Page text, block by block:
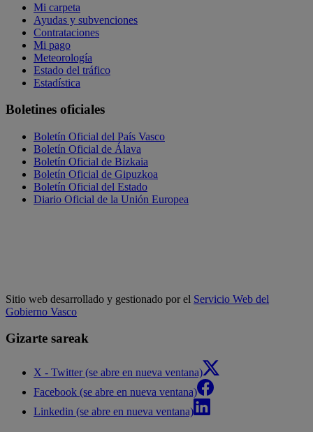
Mi carpeta
Ayudas y subvenciones
Contrataciones
Mi pago
Meteorología
Estado del tráfico
Estadística
Boletines oficiales
Boletín Oficial del País Vasco
Boletín Oficial de Álava
Boletín Oficial de Bizkaia
Boletín Oficial de Gipuzkoa
Boletín Oficial del Estado
Diario Oficial de la Unión Europea
Sitio web desarrollado y gestionado por el Servicio Web del
Gobierno Vasco
Gizarte sareak
X - Twitter (se abre en nueva ventana)
Facebook (se abre en nueva ventana)
Linkedin (se abre en nueva ventana)